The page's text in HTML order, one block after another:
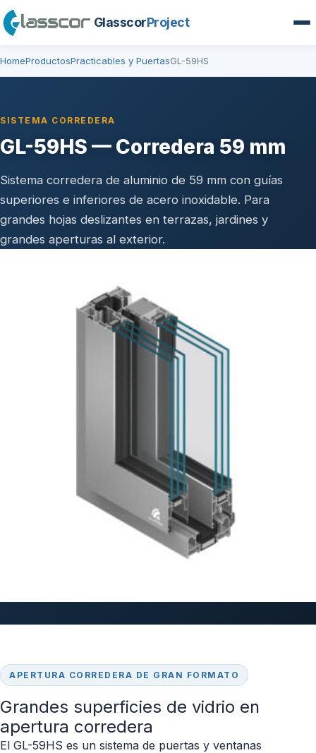
GlasscorProject
HomeProductosPracticables y PuertasGL-59HS
SISTEMA CORREDERA
GL-59HS — Corredera 59 mm
Sistema corredera de aluminio de 59 mm con guías
superiores e inferiores de acero inoxidable. Para
grandes hojas deslizantes en terrazas, jardines y
grandes aperturas al exterior.
APERTURA CORREDERA DE GRAN FORMATO
Grandes superficies de vidrio en
apertura corredera
El GL-59HS es un sistema de puertas y ventanas